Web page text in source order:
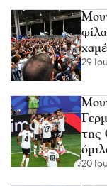
29
της
20